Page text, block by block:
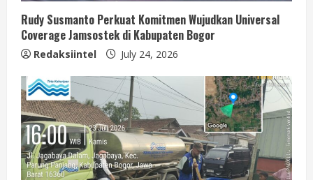
Rudy Susmanto Perkuat Komitmen Wujudkan Universal
Coverage Jamsostek di Kabupaten Bogor
Redaksiintel July 24, 2026